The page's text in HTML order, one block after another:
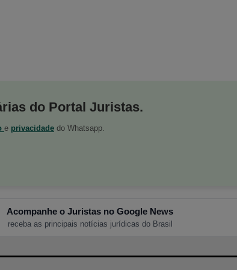
do Portal Juristas.
e privacidade do Whatsapp.
Acompanhe o Juristas no Google News
receba as principais notícias jurídicas do Brasil